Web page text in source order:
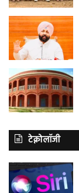
टेक्नोलॉजी